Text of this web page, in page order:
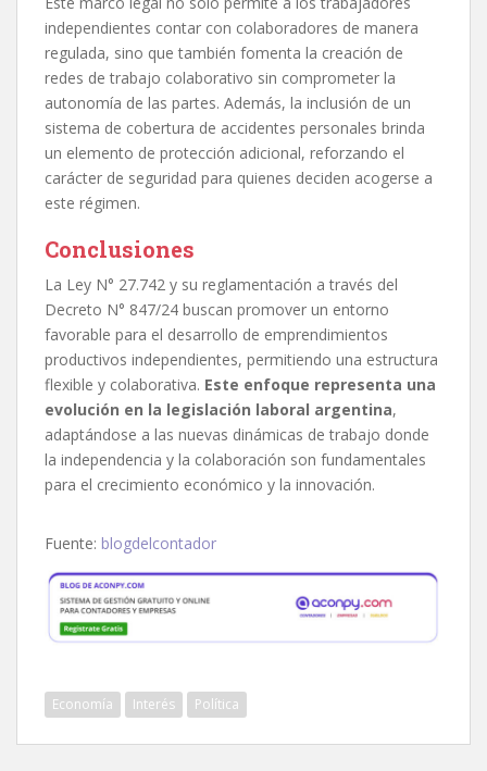
independientes contar con colaboradores de manera
regulada, sino que también fomenta la creación de
redes de trabajo colaborativo sin comprometer la
autonomía de las partes. Además, la inclusión de un
sistema de cobertura de accidentes personales brinda
un elemento de protección adicional, reforzando el
carácter de seguridad para quienes deciden acogerse a
este régimen.
Conclusiones
La Ley N° 27.742 y su reglamentación a través del
Decreto N° 847/24 buscan promover un entorno
favorable para el desarrollo de emprendimientos
productivos independientes, permitiendo una estructura
flexible y colaborativa. Este enfoque representa una
evolución en la legislación laboral argentina,
adaptándose a las nuevas dinámicas de trabajo donde
la independencia y la colaboración son fundamentales
para el crecimiento económico y la innovación.
Fuente: blogdelcontador
Economía Interés Política